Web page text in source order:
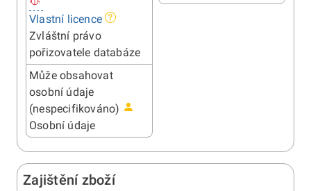
Vlastní licence
Zvláštní právo
pořizovatele databáze
Může obsahovat
osobní údaje
(nespecifikováno)
Osobní údaje
Zajištění zboží